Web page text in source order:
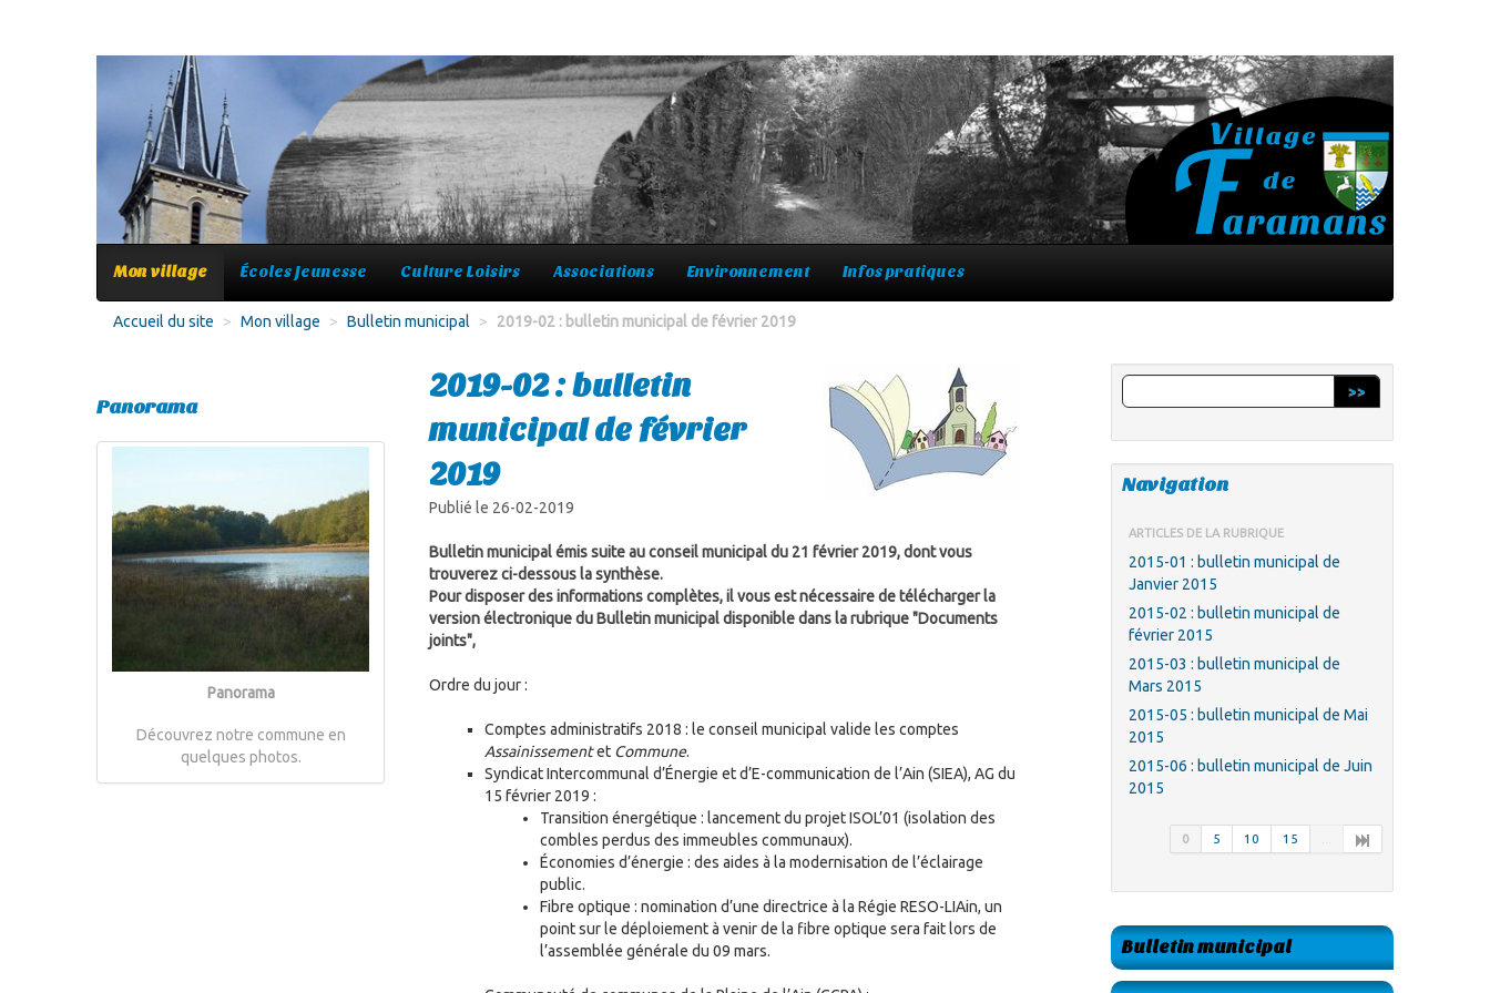
Mon village Écoles Jeunesse Culture Loisirs Associations Environnement Infos pratiques
Accueil du site > Mon village > Bulletin municipal > 2019-02 : bulletin municipal de février 2019
2019-02 : bulletin
municipal de février
2019
Publié le 26-02-2019
Bulletin municipal émis suite au conseil municipal du 21 février 2019, dont vous
trouverez ci-dessous la synthèse.
Pour disposer des informations complètes, il vous est nécessaire de télécharger la
version électronique du Bulletin municipal disponible dans la rubrique "Documents
joints",
Ordre du jour :
Comptes administratifs 2018 : le conseil municipal valide les comptes
Assainissementet Commune.
Syndicat Intercommunal d’Énergie et d’E-communication de l’Ain (SIEA), AG du
15 février 2019 :
Transition énergétique : lancement du projet ISOL’01 (isolation des
combles perdus des immeubles communaux).
Économies d’énergie : des aides à la modernisation de l’éclairage
public.
Fibre optique : nomination d’une directrice à la Régie RESO-LIAin, un
point sur le déploiement à venir de la fibre optique sera fait lors de
l’assemblée générale du 09 mars.
>>
Navigation
ARTICLES DE LA RUBRIQUE
2015-01 : bulletin municipal de
Janvier 2015
2015-02 : bulletin municipal de
février 2015
2015-03 : bulletin municipal de
Mars 2015
2015-05 : bulletin municipal de Mai
2015
2015-06 : bulletin municipal de Juin
2015
0 5 10 15
Bulletin municipal
Panorama
Panorama
Découvrez notre commune en
quelques photos.